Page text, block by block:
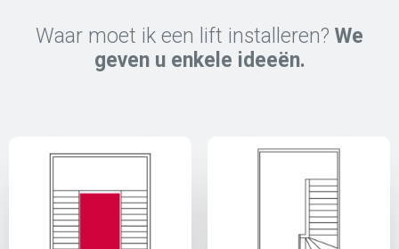
Waar moet ik een lift installeren? We
geven u enkele ideeën.